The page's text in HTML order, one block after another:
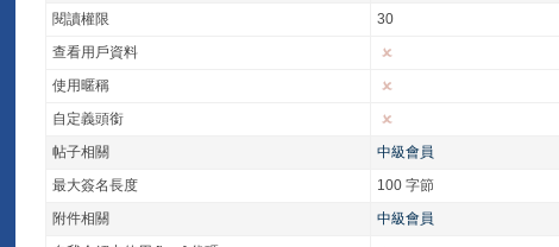
閱讀權限
30
查看用戶資料
使用暱稱
自定義頭銜
帖子相關
中級會員
最大簽名長度
100 字節
附件相關
中級會員